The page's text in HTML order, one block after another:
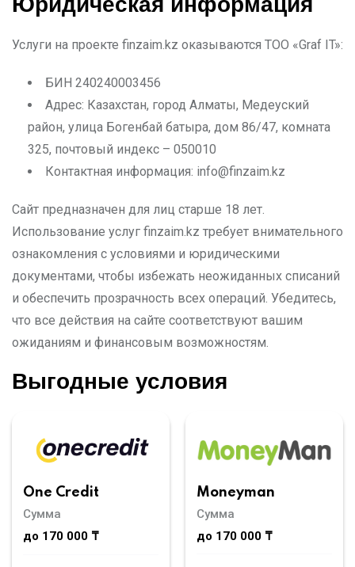
Юридическая информация
Услуги на проекте finzaim.kz оказываются ТОО «Graf IT»:
БИН 240240003456
Адрес: Казахстан, город Алматы, Медеуский
район, улица Богенбай батыра, дом 86/47, комната
325, почтовый индекс – 050010
Контактная информация: info@finzaim.kz
Сайт предназначен для лиц старше 18 лет.
Использование услуг finzaim.kz требует внимательного
ознакомления с условиями и юридическими
документами, чтобы избежать неожиданных списаний
и обеспечить прозрачность всех операций. Убедитесь,
что все действия на сайте соответствуют вашим
ожиданиям и финансовым возможностям.
Выгодные условия
One Credit
Сумма
до 170 000 ₸
Moneyman
Сумма
до 170 000 ₸